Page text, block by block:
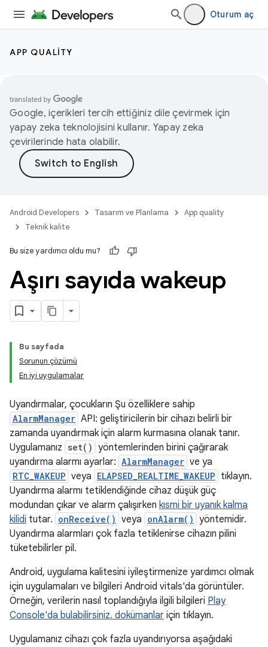
Oturum aç
APP QUALITY
Google, içerikleri tercih ettiğiniz dile çevirmek için
yapay zeka teknolojisini kullanır. Yapay zeka
çevirilerinde hata olabilir.
Android Developers Tasarım ve Planlama
App quality
Teknik kalite
Bu size yardımcı oldu mu?
Aşırı sayıda wakeup
Bu sayfada
Sorunun çözümü
En iyi uygulamalar
Uyandırmalar, çocukların Şu özelliklere sahip
AlarmManager API: geliştiricilerin bir cihazı belirli bir
zamanda uyandırmak için alarm kurmasına olanak tanır.
Uygulamanız set() yöntemlerinden birini çağırarak
uyandırma alarmı ayarlar: AlarmManager ve ya
RTC_WAKEUP veya ELAPSED_REALTIME_WAKEUP tıklayın.
Uyandırma alarmı tetiklendiğinde cihaz düşük güç
modundan çıkar ve alarm çalışırken kısmi bir uyanık kalma
kilidi tutar. onReceive() veya onAlarm() yöntemidir.
Uyandırma alarmları çok fazla tetiklenirse cihazın pilini
tüketebilirler pil.
Android, uygulama kalitesini iyileştirmenize yardımcı olmak
için uygulamaları ve bilgileri Android vitals'da görüntüler.
Örneğin, verilerin nasıl toplandığıyla ilgili bilgileri Play
Console'da bulabilirsiniz. dokümanlar için tıklayın.
Uygulamanız cihazı çok fazla uyandırıyorsa aşağıdaki